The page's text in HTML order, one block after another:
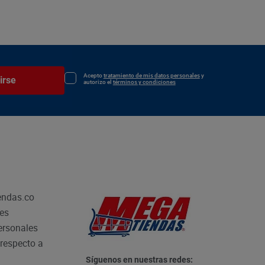
Aceptotratamiento de mis datos personalesy
autorizo el términos y condiciones
a
Síguenos en nuestras redes: